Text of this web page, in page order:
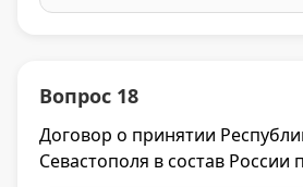
Вопрос 18
Договор о принятии
Севастополя в состав России